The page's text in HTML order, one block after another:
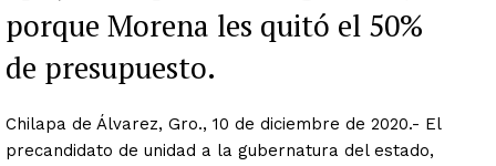
porque Morena les quitó el 50%
de presupuesto.
Chilapa de Álvarez, Gro., 10 de diciembre de 2020.- El
precandidato de unidad a la gubernatura del estado,